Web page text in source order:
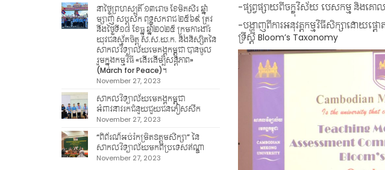
នាថ្ងៃព្រហស្បតិ៍ ១៣រោច ខែមិគសិរ ឆ្នាំ
ម្សាញ់ សប្តស័ក ពុទ្ធសករាជ ២៥៦៩ ត្រូវ
នឹងថ្ងៃទី១៨ ខែធ្នូ ឆ្នាំ២០២៥ ក្រុមការងារ
យុវជនស្ម័គចិត្ត ស.ស.យ.ក. និងនិស្សិតនៃ
សាកលវិទ្យាល័យមេគង្គកម្ពុជា បានចូល
រួមក្នុងកម្មវិធី «ដើរដើម្បីសន្តិភាព»
(March for Peace)។
November 27, 2023
សាកលវិទ្យាល័យមេគង្គកម្ពុជា
អំពាវនាវរកជំនួយជួយជនភៀសសឹក
November 27, 2023
“ពិព័រណ៍អប់រំកម្រិតឧត្តមសិក្សា” នៃ
សាកលវិទ្យាល័យមកពីប្រទេសឥណ្ឌា
November 27, 2023
-ផ្សព្វផ្សាយពីចក្ខុវិស័យ បេសកម្ម និងគ
-បង្ហាញពីការអនុវត្តកម្មវិធីសិក្សាដោយផ្
ទ្រឹស្តី Bloom’s Taxonomy